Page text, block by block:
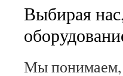
Выбирая
Мы понимаем,